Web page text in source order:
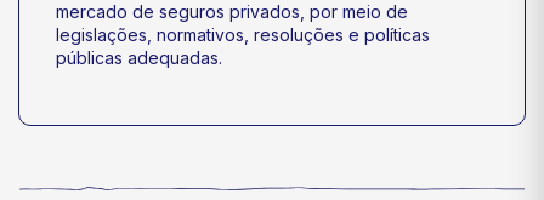
mercado de seguros privados, por meio de
legislações, normativos, resoluções e políticas
públicas adequadas.